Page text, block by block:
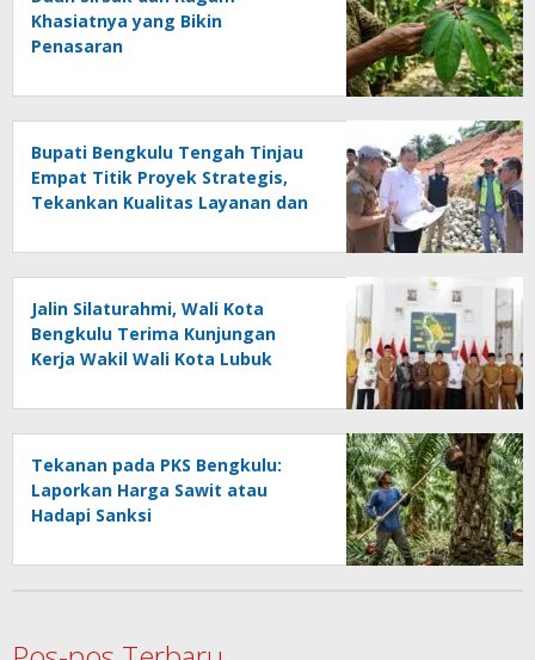
Khasiatnya yang Bikin
Penasaran
Bupati Bengkulu Tengah Tinjau
Empat Titik Proyek Strategis,
Tekankan Kualitas Layanan dan
Jalin Silaturahmi, Wali Kota
Bengkulu Terima Kunjungan
Kerja Wakil Wali Kota Lubuk
Tekanan pada PKS Bengkulu:
Laporkan Harga Sawit atau
Hadapi Sanksi